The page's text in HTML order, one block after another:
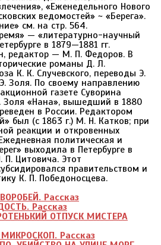
«Еженедельного Нового
ведомостей» ~ «Берега».
см. на стр. 564.
— «литературно-научный
в 1879—1881 гг.
редактор — М. П. Федоров. В
романы Д. Л.
К. К. Случевского, переводы Э.
Золя. По своему направлению
газете Суворина
Золя «Нана», вышедший в 1880
в России. Редактором
был (с 1863 г.) М. Н. Катков; при
реакции и откровенных
политическая и
выходила в Петербурге в
П. Цитовича. Этот
правительством и
К. П. Победоносцева.
Рассказ
Рассказ
ОТПУСК МИСТЕРА
Рассказ